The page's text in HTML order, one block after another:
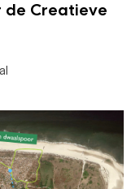
de Creatieve